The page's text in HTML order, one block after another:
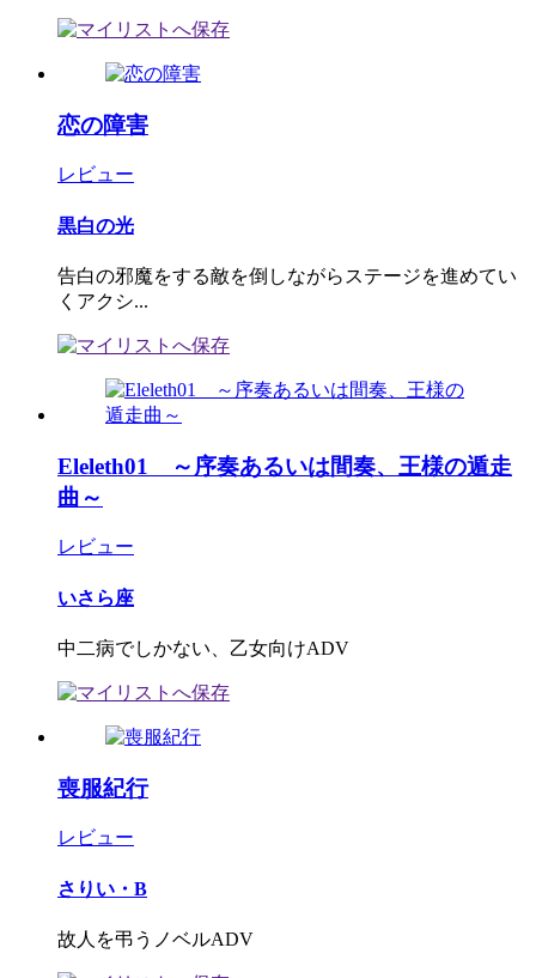
恋の障害
レビュー
黒白の光
告白の邪魔をする敵を倒しながらステージを進めてい
くアクシ...
Eleleth01 ～序奏あるいは間奏、王様の遁走
曲～
レビュー
いさら座
中二病でしかない、乙女向けADV
喪服紀行
レビュー
さりい・B
故人を弔うノベルADV